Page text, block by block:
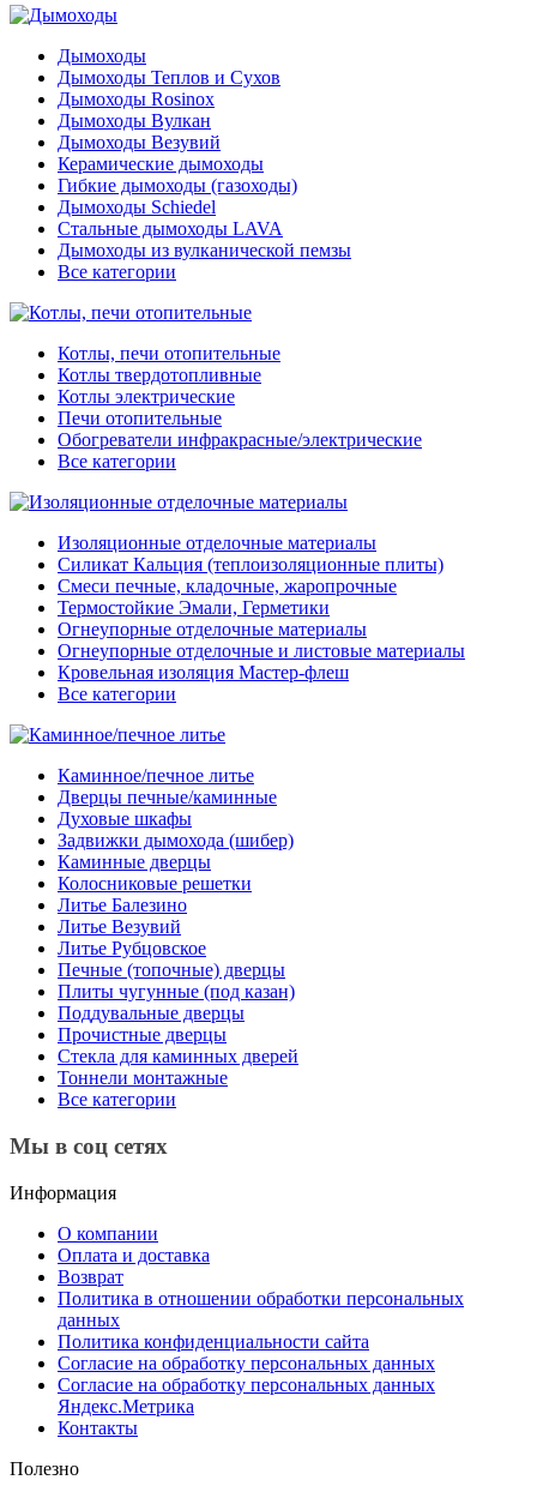
Дымоходы
Дымоходы Теплов и Сухов
Дымоходы Rosinox
Дымоходы Вулкан
Дымоходы Везувий
Керамические дымоходы
Гибкие дымоходы (газоходы)
Дымоходы Schiedel
Стальные дымоходы LAVA
Дымоходы из вулканической пемзы
Все категории
Котлы, печи отопительные
Котлы твердотопливные
Котлы электрические
Печи отопительные
Обогреватели инфракрасные/электрические
Все категории
Изоляционные отделочные материалы
Силикат Кальция (теплоизоляционные плиты)
Смеси печные, кладочные, жаропрочные
Термостойкие Эмали, Герметики
Огнеупорные отделочные материалы
Огнеупорные отделочные и листовые материалы
Кровельная изоляция Мастер-флеш
Все категории
Каминное/печное литье
Дверцы печные/каминные
Духовые шкафы
Задвижки дымохода (шибер)
Каминные дверцы
Колосниковые решетки
Литье Балезино
Литье Везувий
Литье Рубцовское
Печные (топочные) дверцы
Плиты чугунные (под казан)
Поддувальные дверцы
Прочистные дверцы
Стекла для каминных дверей
Тоннели монтажные
Все категории
Мы в соц сетях
Информация
О компании
Оплата и доставка
Возврат
Политика в отношении обработки персональных
данных
Политика конфиденциальности сайта
Согласие на обработку персональных данных
Согласие на обработку персональных данных
Яндекс.Метрика
Контакты
Полезно